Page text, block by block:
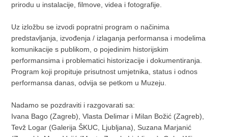
prirodu u instalacije, filmove, videa i fotografije.
Uz izložbu se izvodi popratni program o načinima
predstavljanja, izvođenja / izlaganja performansa i modelima
komunikacije s publikom, o pojedinim historijskim
performansima i problematici historizacije i dokumentiranja.
Program koji propituje prisutnost umjetnika, status i odnos
performansa danas, odvija se petkom u Muzeju.
Nadamo se pozdraviti i razgovarati sa:
Ivana Bago (Zagreb), Vlasta Delimar i Milan Božić (Zagreb),
Tevž Logar (Galerija ŠKUC, Ljubljana), Suzana Marjanić